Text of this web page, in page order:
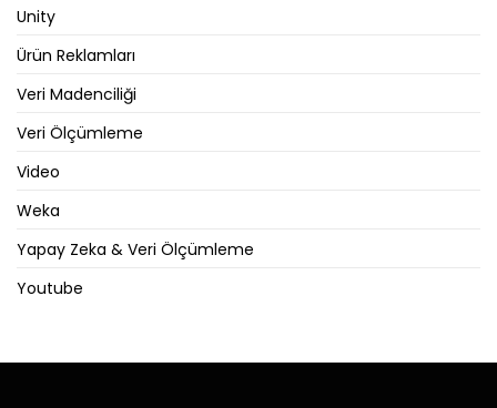
Unity
Ürün Reklamları
Veri Madenciliği
Veri Ölçümleme
Video
Weka
Yapay Zeka & Veri Ölçümleme
Youtube